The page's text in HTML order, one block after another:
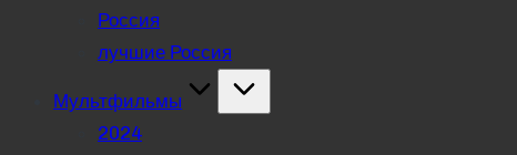
Россия
лучшие Россия
Мультфильмы
2024